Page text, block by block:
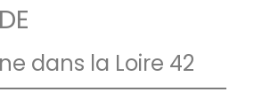
dans la Loire 42